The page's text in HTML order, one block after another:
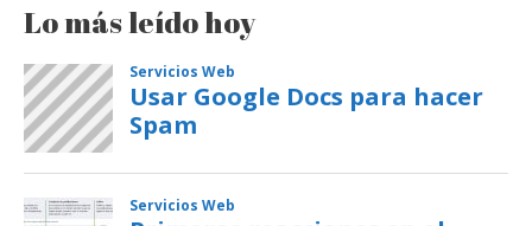
Lo más leído hoy